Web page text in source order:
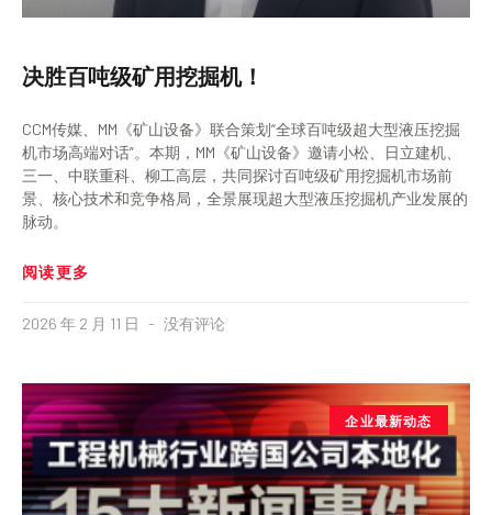
决胜百吨级矿用挖掘机！
CCM传媒、MM《矿山设备》联合策划“全球百吨级超大型液压挖掘
机市场高端对话”。本期，MM《矿山设备》邀请小松、日立建机、
三一、中联重科、柳工高层，共同探讨百吨级矿用挖掘机市场前
景、核心技术和竞争格局，全景展现超大型液压挖掘机产业发展的
脉动。
阅读更多
2026 年 2 月 11 日 没有评论
企业最新动态